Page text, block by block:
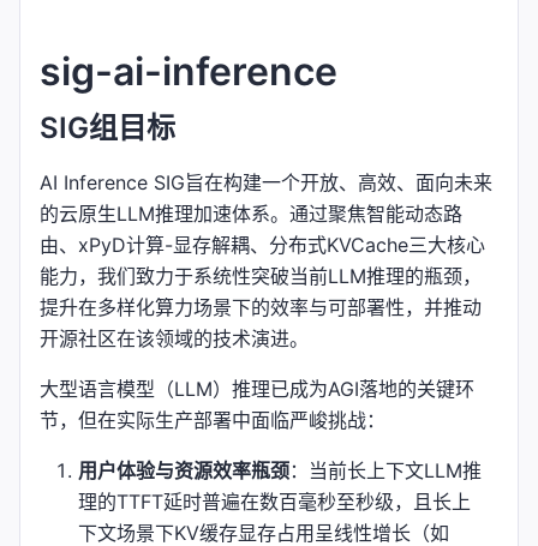
sig-ai-inference
SIG组目标
AI Inference SIG旨在构建一个开放、高效、面向未来
的云原生LLM推理加速体系。通过聚焦智能动态路
由、xPyD计算-显存解耦、分布式KVCache三大核心
能力，我们致力于系统性突破当前LLM推理的瓶颈，
提升在多样化算力场景下的效率与可部署性，并推动
开源社区在该领域的技术演进。
大型语言模型（LLM）推理已成为AGI落地的关键环
节，但在实际生产部署中面临严峻挑战：
用户体验与资源效率瓶颈：当前长上下文LLM推
理的TTFT延时普遍在数百毫秒至秒级，且长上
下文场景下KV缓存显存占用呈线性增长（如